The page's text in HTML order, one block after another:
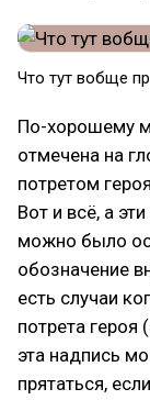
Что тут вобще
По-хорошему
отмечена на
потретом
Вот и всё, а
можно было
обозначение
есть случаи
потрета героя
эта надпись
прятаться,